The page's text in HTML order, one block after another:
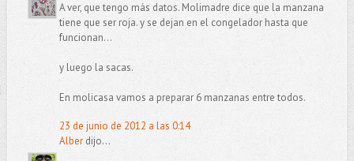
A ver, que tengo más datos. Molimadre dice que la manzana
tiene que ser roja. y se dejan en el congelador hasta que
funcionan...
y luego la sacas.
En molicasa vamos a preparar 6 manzanas entre todos.
23 de junio de 2012 a las 0:14
Alberdijo...